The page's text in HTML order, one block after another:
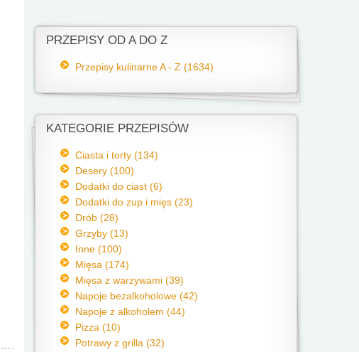
PRZEPISY OD A DO Z
Przepisy kulinarne A - Z (1634)
KATEGORIE PRZEPISÓW
Ciasta i torty (134)
Desery (100)
Dodatki do ciast (6)
Dodatki do zup i mięs (23)
Drób (28)
Grzyby (13)
Inne (100)
Mięsa (174)
Mięsa z warzywami (39)
Napoje bezalkoholowe (42)
Napoje z alkoholem (44)
Pizza (10)
Potrawy z grilla (32)